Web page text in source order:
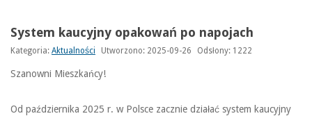
System kaucyjny opakowań po napojach
Kategoria: Aktualności Utworzono: 2025-09-26 Odsłony: 1222
Szanowni Mieszkańcy!
Od października 2025 r. w Polsce zacznie działać system kaucyjny